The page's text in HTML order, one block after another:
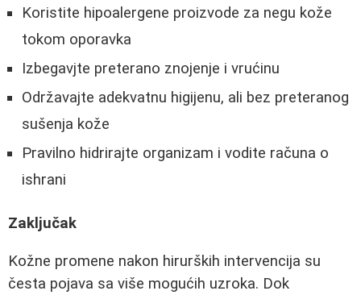
Koristite hipoalergene proizvode za negu kože
tokom oporavka
Izbegavjte preterano znojenje i vrućinu
Održavajte adekvatnu higijenu, ali bez preteranog
sušenja kože
Pravilno hidrirajte organizam i vodite računa o
ishrani
Zaključak
Kožne promene nakon hirurških intervencija su
česta pojava sa više mogućih uzroka. Dok